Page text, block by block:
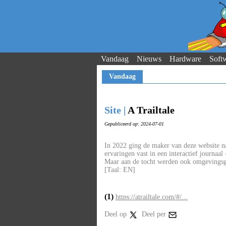
Vandaag Nieuws Hardware
Vandaag
Site | A Trailtale
Gepubliceerd op: 2024-07-01
In 2022 ging de maker van deze website
ervaringen vast in een interactief
Maar aan de tocht werden ook
[Taal: EN]
(1) https://atrailtale.com/#/...
Deel op Deel per